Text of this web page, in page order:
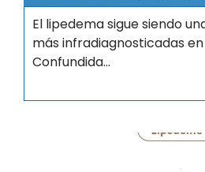
El lipedema sigue siendo
más infradiagnosticadas
Confundida...